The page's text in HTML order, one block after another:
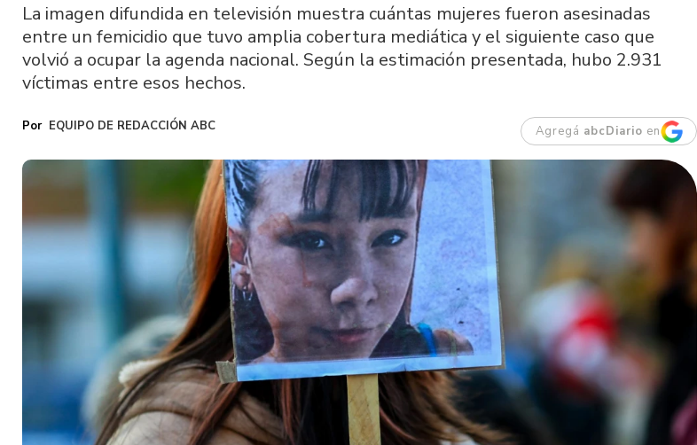
La imagen difundida en televisión muestra cuántas mujeres fueron asesinadas
entre un femicidio que tuvo amplia cobertura mediática y el siguiente caso que
volvió a ocupar la agenda nacional. Según la estimación presentada, hubo 2.931
víctimas entre esos hechos.
EQUIPO DE REDACCIÓN ABC Agregá abcDiario en